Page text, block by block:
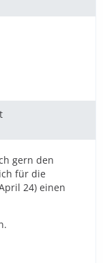
gern den
für die
24) einen